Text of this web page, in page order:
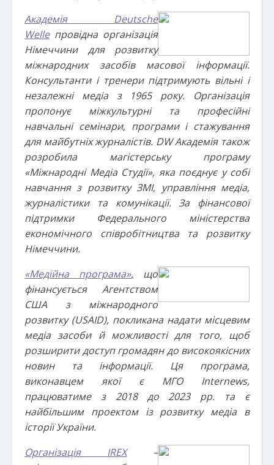
Академія Deutsche
Welleпровідна організація
Німеччини для розвитку
міжнародних засобів масової інформації.
Консультанти і тренери підтримують вільні і
незалежні медіа з 1965 року. Організація
пропонує міжкультурні та професійні
навчальні семінари, програми і стажування
для майбутніх журналістів. DW Академія також
розробила магістерську програму
«Міжнародні Медіа Студії», яка поєднує у собі
навчання з розвитку ЗМІ, управління медіа,
журналістики та комунікації. За фінансової
підтримки Федерального міністерства
економічного співробітництва та розвитку
Німеччини.
«Медійна програма», що
фінансується Агентством
США з міжнародного
розвитку (USAID), покликана надати місцевим
медіа засоби й можливості для того, щоб
розширити доступ громадян до високоякісних
новин та інформації. Ця програма,
виконавцем якої є МГО Internews,
працюватиме з 2018 до 2023 рр. та є
найбільшим проектом із розвитку медіа в
історії України.
Організація IREX–